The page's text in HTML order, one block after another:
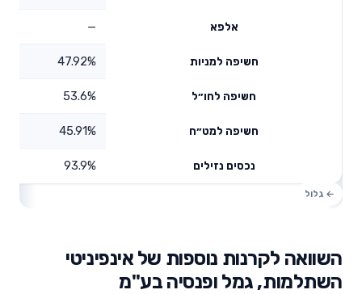
אלפא —
חשיפה למניות 47.92%
חשיפה לחו״ל 53.6%
חשיפה למט״ח 45.91%
נכסים נזילים 93.9%
השוואה לקרנות נוספות של אינפיניטי
השתלמות, גמל ופנסיה בע"מ